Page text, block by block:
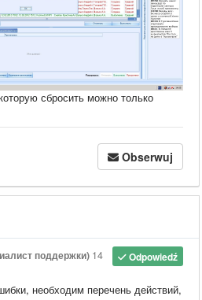
сбросить можно только
Obserwuj
Odpowiedź
поддержки) 14
необходим перечень действий,